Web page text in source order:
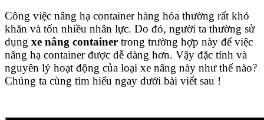
Công việc nâng hạ container hàng hóa thường rất khó
khăn và tốn nhiều nhân lực. Do đó, người ta thường sử
dụng xe nâng container trong trường hợp này để việc
nâng hạ container được dễ dàng hơn. Vậy đặc tính và
nguyên lý hoạt động của loại xe nâng này như thế nào?
Chúng ta cùng tìm hiểu ngay dưới bài viết sau !